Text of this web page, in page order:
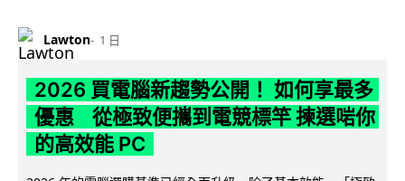
Lawton 1 日
2026 買電腦新趨勢公開！ 如何享最多
優惠 從極致便攜到電競標竿 揀選啱你
的高效能 PC